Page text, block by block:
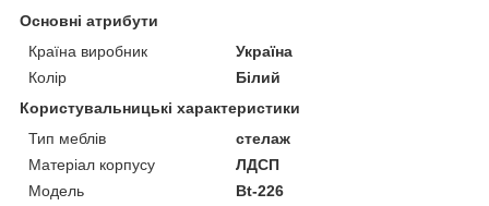
Основні атрибути
Країна виробник
Україна
Колір
Білий
Користувальницькі характеристики
Тип меблів
стелаж
Матеріал корпусу
ЛДСП
Мoдель
Bt-226